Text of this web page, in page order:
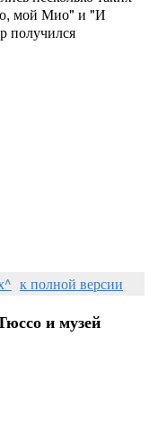
мой Мио" и "И
получился
к полной версии
и музей